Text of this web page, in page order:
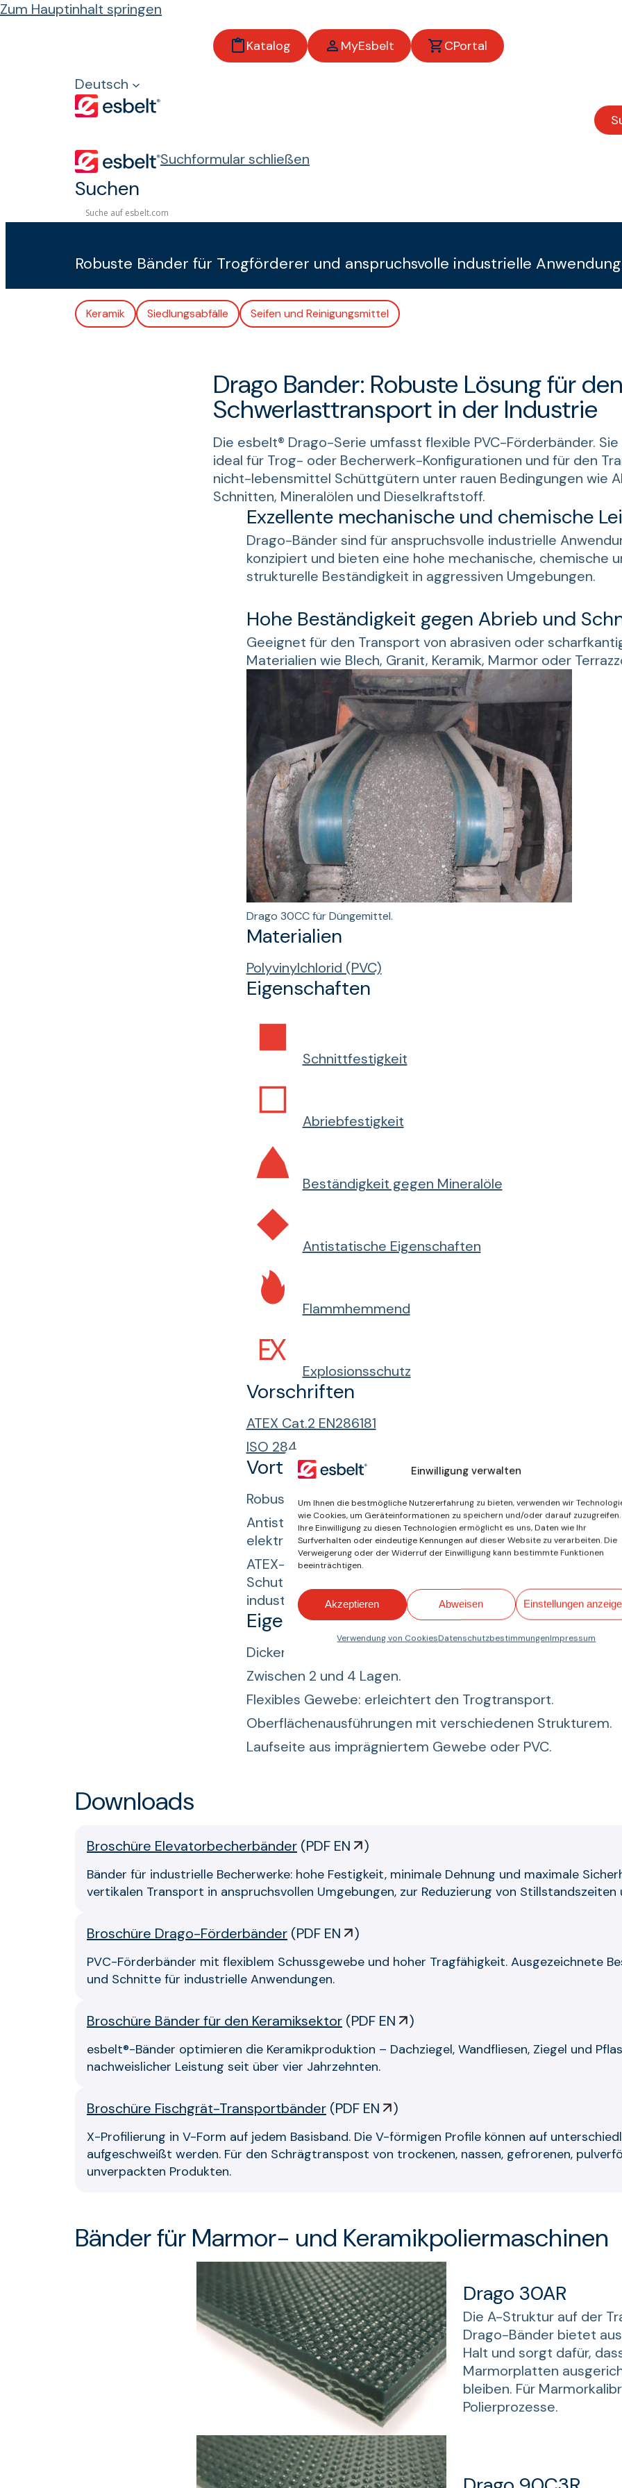
Einwilligung verwalten
Um Ihnen die bestmögliche Nutzererfahrung zu bieten, verwenden wir
wie Cookies, um Geräteinformationen zu speichern und/oder darauf zuzugreifen.
Ihre Einwilligung zu diesen Technologien ermöglicht es uns, Daten wie Ihr
Surfverhalten oder eindeutige Kennungen auf dieser Website zu verarbeiten. Die
Verweigerung oder der Widerruf der Einwilligung kann bestimmte Funktionen
beeinträchtigen.
Akzeptieren Abweisen Einstellungen
Verwendung von CookiesDatenschutzbestimmungenImpressum
Zum Hauptinhalt springen
Katalog MyEsbelt CPortal
Deutsch
Suchformular schließen
Suchen
Produkte
Transportbänder
Drago
Drago
Robuste Bänder für Trogförderer und anspruchsvolle industrielle
Keramik Siedlungsabfälle Seifen und Reinigungsmittel
Drago Bander: Robuste Lösung für den
Schwerlasttransport in der Industrie
Die esbelt® Drago-Serie umfasst flexible PVC-Förderbänder.
ideal für Trog- oder Becherwerk-Konfigurationen und für den
nicht-lebensmittel Schüttgütern unter rauen Bedingungen wie
Schnitten, Mineralölen und Dieselkraftstoff.
Exzellente mechanische und chemische
Drago-Bänder sind für anspruchsvolle industrielle
konzipiert und bieten eine hohe mechanische, chemische
strukturelle Beständigkeit in aggressiven Umgebungen.
Hohe Beständigkeit gegen Abrieb und
Geeignet für den Transport von abrasiven oder
Materialien wie Blech, Granit, Keramik, Marmor oder
Drago 30CC für Düngemittel.
Materialien
Polyvinylchlorid (PVC)
Eigenschaften
Schnittfestigkeit
Abriebfestigkeit
Beständigkeit gegen Mineralöle
Antistatische Eigenschaften
Flammhemmend
Explosionsschutz
Vorschriften
ATEX Cat.2 EN286181
ISO 284
Vorteile
Robuste Bandstruktur mit hoher Bandbelastung.
Antistatische Eigenschaften verhindern die Ansammlung von
elektrischer Ladung in industriellen Prozessen.
ATEX- und schwer entflammbare Bänder bieten einen
Schutz gegen Explosionen und Zündungen in
industriellen Umgebungen.
Eigenschaften
Dicken zwischen 4,1 mm und 7,8 mm.
Zwischen 2 und 4 Lagen.
Flexibles Gewebe: erleichtert den Trogtransport.
Oberflächenausführungen mit verschiedenen Strukturem.
Laufseite aus imprägniertem Gewebe oder PVC.
Downloads
Broschüre Elevatorbecherbänder (PDF EN )
Bänder für industrielle Becherwerke: hohe Festigkeit, minimale Dehnung und maximale
vertikalen Transport in anspruchsvollen Umgebungen, zur Reduzierung von
Broschüre Drago-Förderbänder (PDF EN )
PVC-Förderbänder mit flexiblem Schussgewebe und hoher Tragfähigkeit. Ausgezeichnete
und Schnitte für industrielle Anwendungen.
Broschüre Bänder für den Keramiksektor (PDF EN )
esbelt®-Bänder optimieren die Keramikproduktion – Dachziegel, Wandfliesen, Ziegel und
nachweislicher Leistung seit über vier Jahrzehnten.
Broschüre Fischgrät-Transportbänder (PDF EN )
X-Profilierung in V-Form auf jedem Basisband. Die V-förmigen Profile können auf
aufgeschweißt werden. Für den Schrägtranspost von trockenen, nassen, gefrorenen,
unverpackten Produkten.
Bänder für Marmor- und Keramikpoliermaschinen
Drago 30AR
Die A-Struktur auf der
Drago-Bänder bietet
Halt und sorgt dafür,
Marmorplatten
bleiben. Für
Polierprozesse.